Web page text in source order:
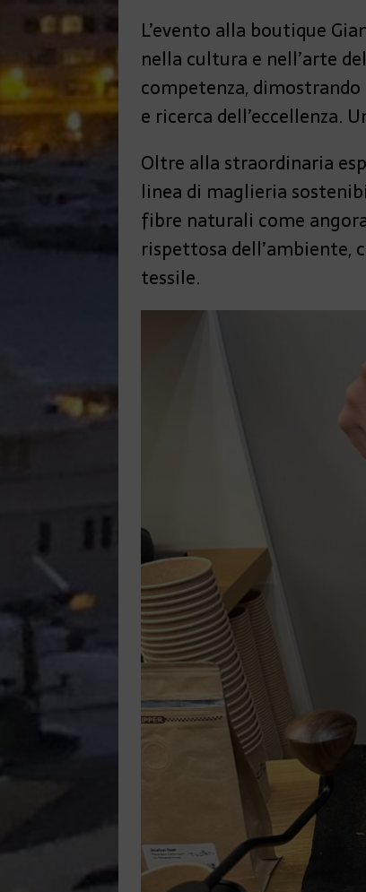
L’evento alla boutique
nella cultura e nell’arte
competenza,
e ricerca dell’eccellenza.
Oltre alla straordinaria
linea di maglieria
fibre naturali come
rispettosa dell’ambiente,
tessile.